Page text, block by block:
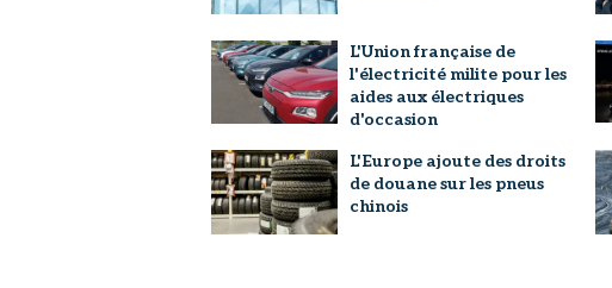
L'Union française de
l'électricité milite pour les
aides aux électriques
d'occasion
L'Europe ajoute des droits
de douane sur les pneus
chinois